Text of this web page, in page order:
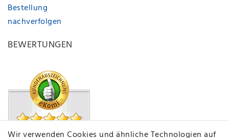
Bestellung
nachverfolgen
BEWERTUNGEN
Wir verwenden Cookies und ähnliche Technologien auf